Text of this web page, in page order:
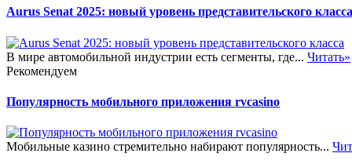
Aurus Senat 2025: новый уровень представительского класса
В мире автомобильной индустрии есть сегменты, где... Читать»
Рекомендуем
Популярность мобильного приложения rvcasino
Мобильные казино стремительно набирают популярность...